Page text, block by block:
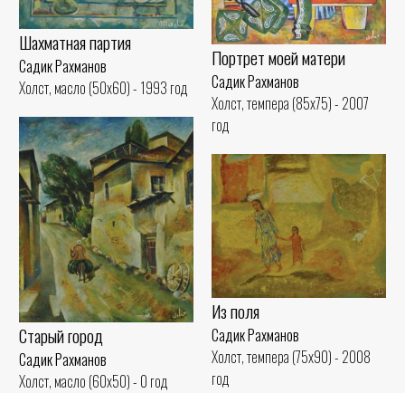
Портрет моей матери
Садик Рахманов
Холст, темпера (85x75) - 2007
год
Шахматная партия
Садик Рахманов
Холст, масло (50x60) - 1993 год
Старый город
Садик Рахманов
Холст, масло (60x50) - 0 год
Из поля
Садик Рахманов
Холст, темпера (75x90) - 2008
год